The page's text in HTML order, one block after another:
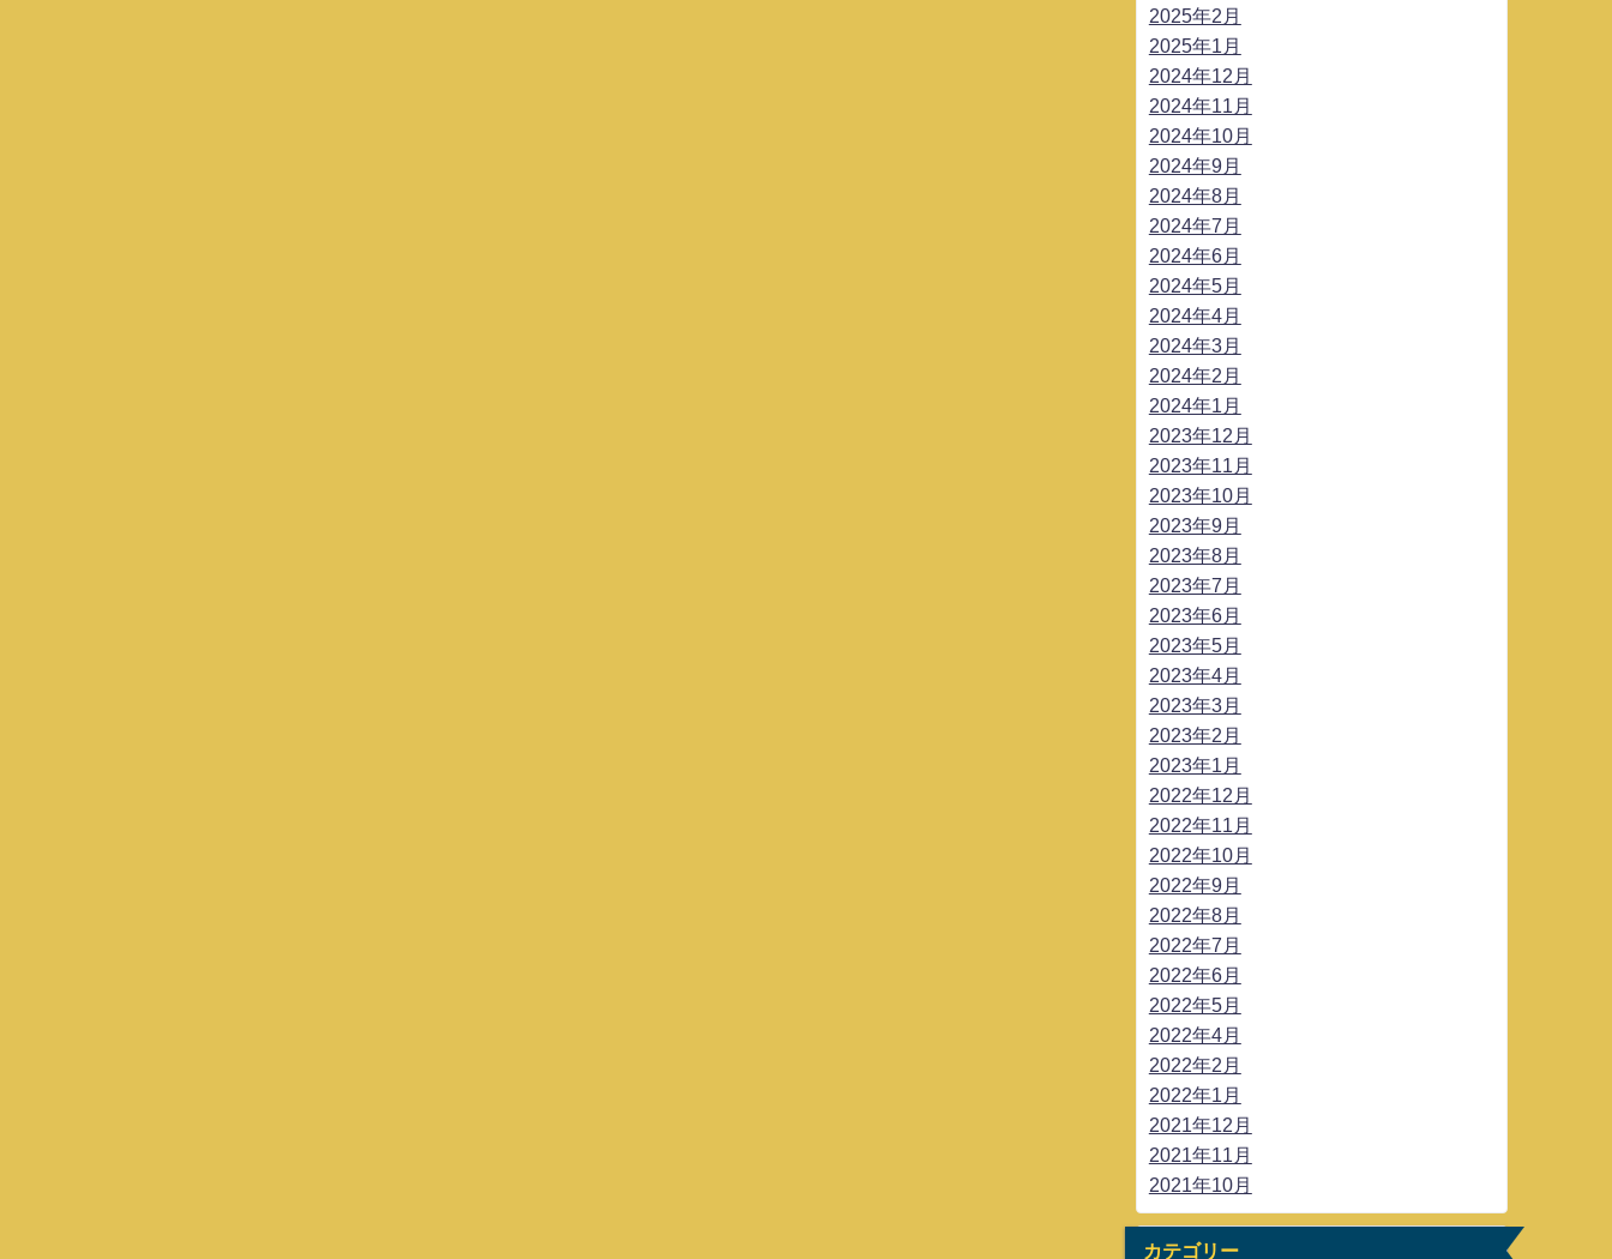
2025年2月
2025年1月
2024年12月
2024年11月
2024年10月
2024年9月
2024年8月
2024年7月
2024年6月
2024年5月
2024年4月
2024年3月
2024年2月
2024年1月
2023年12月
2023年11月
2023年10月
2023年9月
2023年8月
2023年7月
2023年6月
2023年5月
2023年4月
2023年3月
2023年2月
2023年1月
2022年12月
2022年11月
2022年10月
2022年9月
2022年8月
2022年7月
2022年6月
2022年5月
2022年4月
2022年2月
2022年1月
2021年12月
2021年11月
2021年10月
カテゴリー